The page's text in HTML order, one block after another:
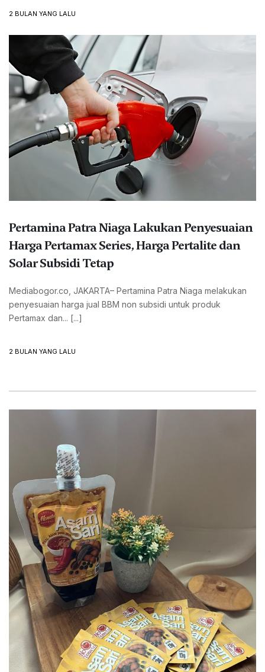
2 BULAN YANG LALU
Pertamina Patra Niaga Lakukan Penyesuaian
Harga Pertamax Series, Harga Pertalite dan
Solar Subsidi Tetap
Mediabogor.co, JAKARTA– Pertamina Patra Niaga melakukan
penyesuaian harga jual BBM non subsidi untuk produk
Pertamax dan... [...]
2 BULAN YANG LALU